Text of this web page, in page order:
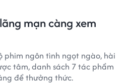
mạn càng xem
phim ngôn tình ngọt ngào, hài
tâm, danh sách 7 tác phẩm
để thưởng thức.